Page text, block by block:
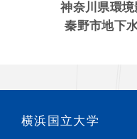
神奈川県環
秦野市地下
横浜国立大学